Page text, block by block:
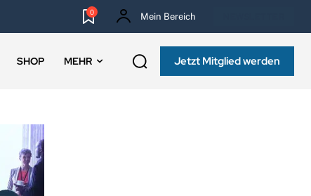
0 Mein Bereich
SHOP MEHR Jetzt Mitglied werden